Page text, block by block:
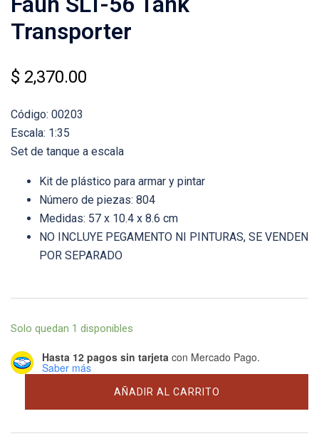
Transporter
$ 2,370.00
Código: 00203
Escala: 1:35
Set de tanque a escala
Kit de plástico para armar y pintar
Número de piezas: 804
Medidas: 57 x 10.4 x 8.6 cm
NO INCLUYE PEGAMENTO NI PINTURAS, SE VENDEN
POR SEPARADO
Solo quedan 1 disponibles
Hasta 12 pagos sin tarjeta con Mercado Pago.
Saber más
Tank
AÑADIR AL CARRITO